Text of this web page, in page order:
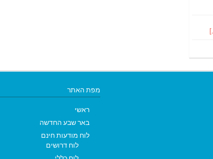
מפת האתר
ראשי
באר שבע החדשה
לוח מודעות חינם
לוח דרושים